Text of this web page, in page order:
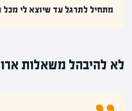
מתחיל לתרגל עד שיוצא לי מכל
לא להיבהל משאלות